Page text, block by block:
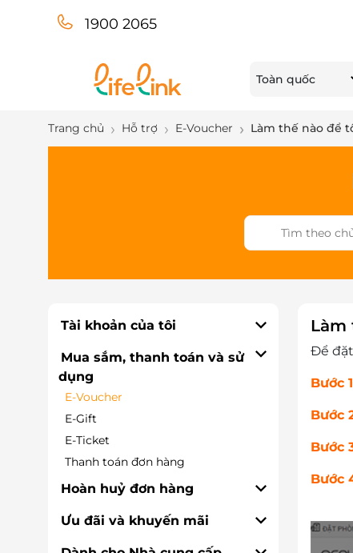
1900 2065
Toàn quốc
Trang chủ Hỗ trợ E-Voucher Làm thế nào để
Tài khoản của tôi
Mua sắm, thanh toán và sử
dụng
E-Voucher
E-Gift
E-Ticket
Thanh toán đơn hàng
Hoàn huỷ đơn hàng
Ưu đãi và khuyến mãi
Làm
Để
Bước 1
Bước
Bước
Bước